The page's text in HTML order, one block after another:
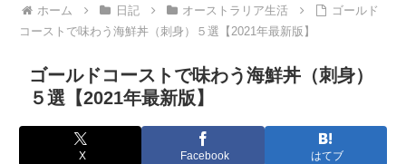
ホーム 日記 オーストラリア生活
ゴールド
コーストで味わう海鮮丼（刺身）５選【2021年最新版】
ゴールドコーストで味わう海鮮丼（刺身）
５選【2021年最新版】
X Facebook はてブ